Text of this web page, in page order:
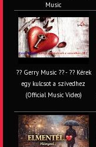
Music
?? Gerry Music ?? - ?? Kérek
egy kulcsot a szívedhez
(Official Music Video)